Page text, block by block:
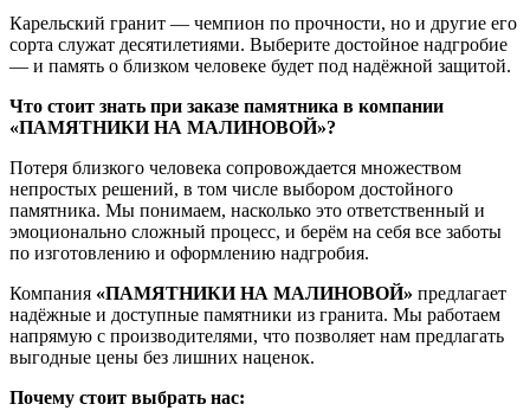
Карельский гранит — чемпион по прочности, но и другие его
сорта служат десятилетиями. Выберите достойное надгробие
— и память о близком человеке будет под надёжной защитой.
Что стоит знать при заказе памятника в компании
«ПАМЯТНИКИНА МАЛИНОВОЙ»?
Потеря близкого человека сопровождается множеством
непростых решений, в том числе выбором достойного
памятника. Мы понимаем, насколько это ответственный и
эмоционально сложный процесс, и берём на себя все заботы
по изготовлению и оформлению надгробия.
Компания «ПАМЯТНИКИНА МАЛИНОВОЙ» предлагает
надёжные и доступные памятники из гранита. Мы работаем
напрямую с производителями, что позволяет нам предлагать
выгодные цены без лишних наценок.
Почему стоит выбрать нас: